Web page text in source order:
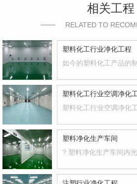
相关工程
RELATED TO
塑料化工行业净化工程
如今的塑料化工产品的
塑料化工行业空调净化
塑料化工行业空调净化
塑料净化生产车间
? 塑料净化生产车间内